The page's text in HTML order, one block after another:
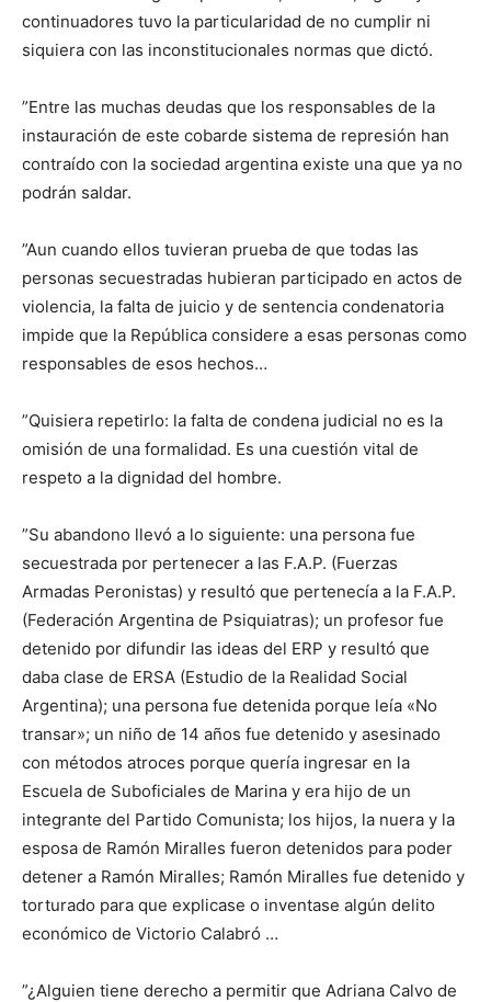
continuadores tuvo la particularidad de no cumplir ni
siquiera con las inconstitucionales normas que dictó.
”Entre las muchas deudas que los responsables de la
instauración de este cobarde sistema de represión han
contraído con la sociedad argentina existe una que ya no
podrán saldar.
”Aun cuando ellos tuvieran prueba de que todas las
personas secuestradas hubieran participado en actos de
violencia, la falta de juicio y de sentencia condenatoria
impide que la República considere a esas personas como
responsables de esos hechos…
”Quisiera repetirlo: la falta de condena judicial no es la
omisión de una formalidad. Es una cuestión vital de
respeto a la dignidad del hombre.
”Su abandono llevó a lo siguiente: una persona fue
secuestrada por pertenecer a las F.A.P. (Fuerzas
Armadas Peronistas) y resultó que pertenecía a la F.A.P.
(Federación Argentina de Psiquiatras); un profesor fue
detenido por difundir las ideas del ERP y resultó que
daba clase de ERSA (Estudio de la Realidad Social
Argentina); una persona fue detenida porque leía «No
transar»; un niño de 14 años fue detenido y asesinado
con métodos atroces porque quería ingresar en la
Escuela de Suboficiales de Marina y era hijo de un
integrante del Partido Comunista; los hijos, la nuera y la
esposa de Ramón Miralles fueron detenidos para poder
detener a Ramón Miralles; Ramón Miralles fue detenido y
torturado para que explicase o inventase algún delito
económico de Victorio Calabró …
”¿Alguien tiene derecho a permitir que Adriana Calvo de